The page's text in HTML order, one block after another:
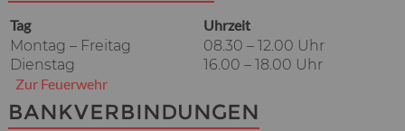
Tag
Uhrzeit
Montag – Freitag
08.30 – 12.00 Uhr
Dienstag
16.00 – 18.00 Uhr
Zur Feuerwehr
BANKVERBINDUNGEN